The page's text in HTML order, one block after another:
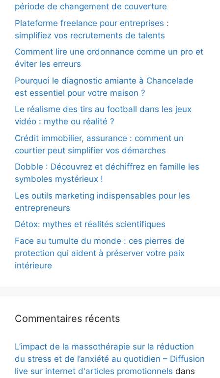
période de changement de couverture
Plateforme freelance pour entreprises :
simplifiez vos recrutements de talents
Comment lire une ordonnance comme un pro et
éviter les erreurs
Pourquoi le diagnostic amiante à Chancelade
est essentiel pour votre maison ?
Le réalisme des tirs au football dans les jeux
vidéo : mythe ou réalité ?
Crédit immobilier, assurance : comment un
courtier peut simplifier vos démarches
Dobble : Découvrez et déchiffrez en famille les
symboles mystérieux !
Les outils marketing indispensables pour les
entrepreneurs
Détox: mythes et réalités scientifiques
Face au tumulte du monde : ces pierres de
protection qui aident à préserver votre paix
intérieure
Commentaires récents
L’impact de la massothérapie sur la réduction
du stress et de l’anxiété au quotidien – Diffusion
live sur internet d'articles promotionnels dans